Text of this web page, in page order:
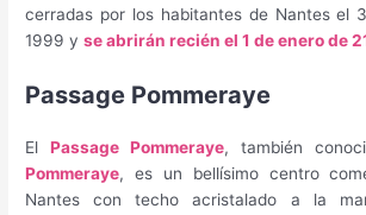
cerradas por los habitantes de Nantes el
1999 yse abrirán recién el 1 de enero de
Passage Pommeraye
ElPassage Pommeraye, también
Pommeraye, es un bellísimo centro
Nantes con techo acristalado a la